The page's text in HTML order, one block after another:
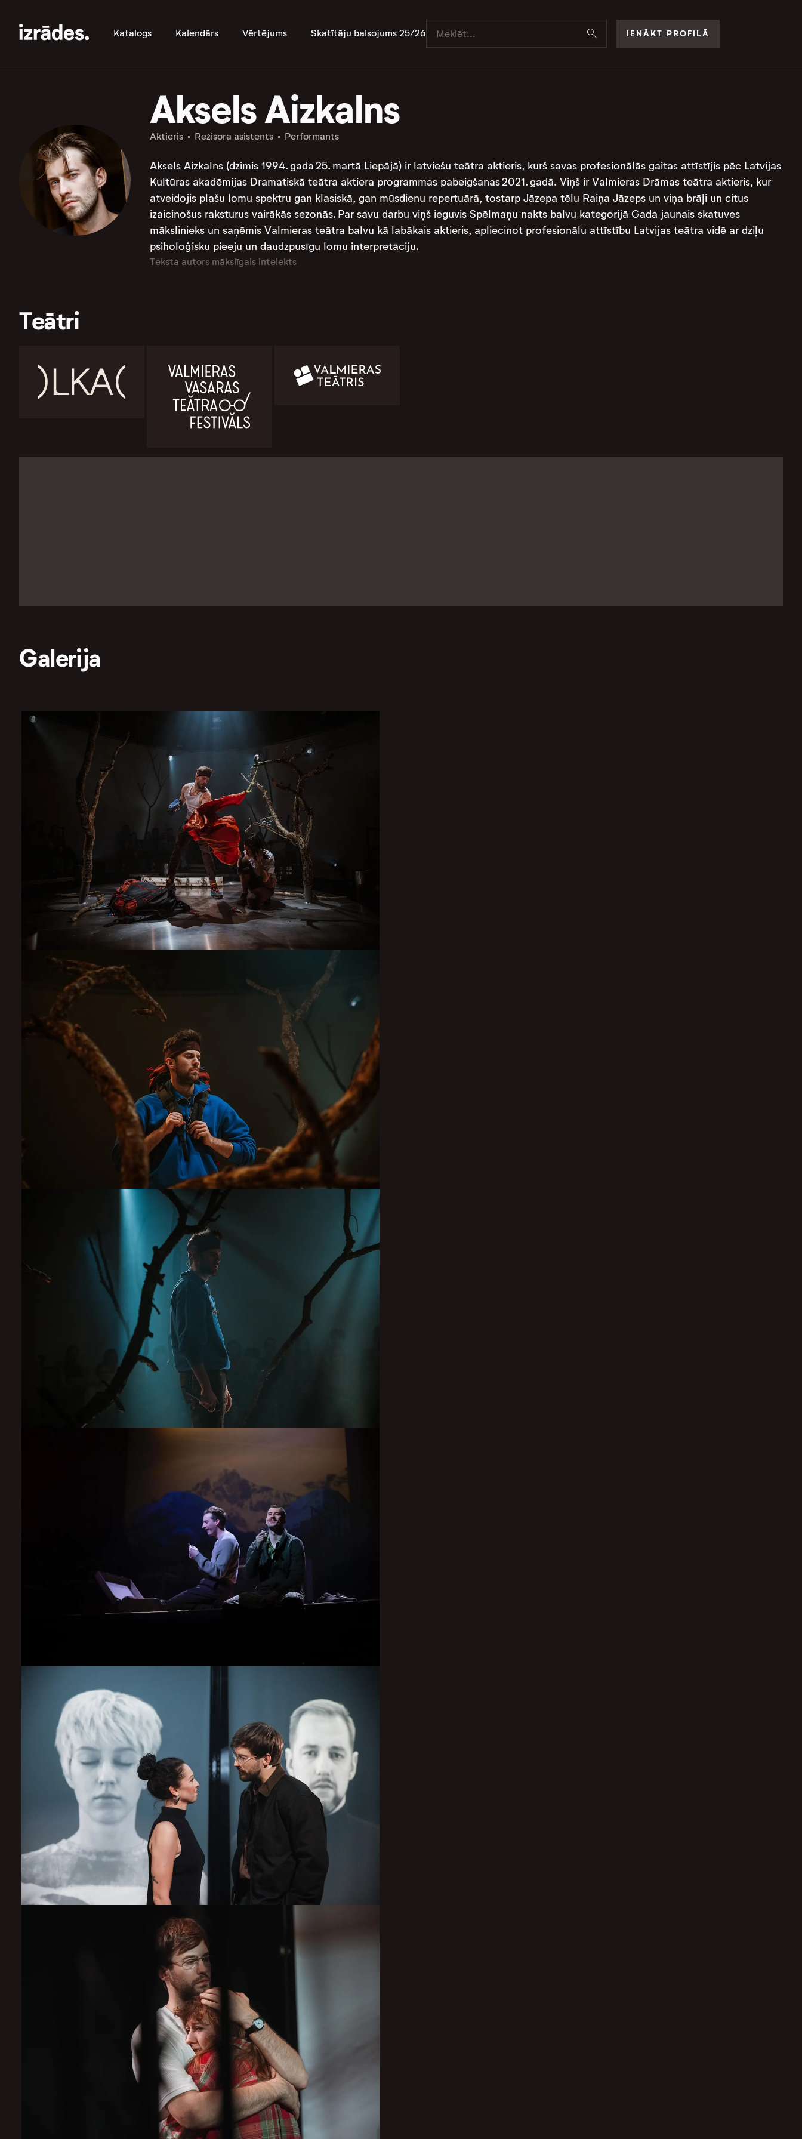
Katalogs Kalendārs Vērtējums Skatītāju balsojums 25/26 IENĀKT PROFILĀ
Aksels Aizkalns
Aktieris Režisora asistents Performants
Aksels Aizkalns (dzimis 1994. gada 25. martā Liepājā) ir latviešu teātra aktieris, kurš savas profesionālās gaitas attīstījis pēc Latvijas
Kultūras akadēmijas Dramatiskā teātra aktiera programmas pabeigšanas 2021. gadā. Viņš ir Valmieras Drāmas teātra aktieris, kur
atveidojis plašu lomu spektru gan klasiskā, gan mūsdienu repertuārā, tostarp Jāzepa tēlu Raiņa Jāzeps un viņa brāļi un citus
izaicinošus raksturus vairākās sezonās. Par savu darbu viņš ieguvis Spēlmaņu nakts balvu kategorijā Gada jaunais skatuves
mākslinieks un saņēmis Valmieras teātra balvu kā labākais aktieris, apliecinot profesionālu attīstību Latvijas teātra vidē ar dziļu
psiholoģisku pieeju un daudzpusīgu lomu interpretāciju.
Teksta autors mākslīgais intelekts
Teātri
Galerija